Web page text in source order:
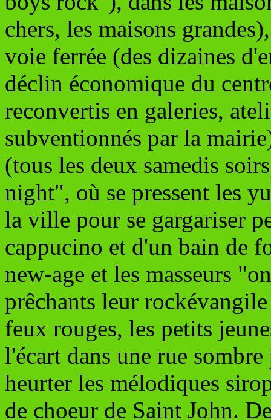
chers, les maisons
voie ferrée (des dizaines
déclin économique du
reconvertis en galeries,
subventionnés par la
(tous les deux samedis
night", où se pressent les
la ville pour se gargariser
cappucino et d'un bain de
new-age et les masseurs
prêchants leur
feux rouges, les petits
l'écart dans une rue
heurter les mélodiques
de choeur de Saint John.